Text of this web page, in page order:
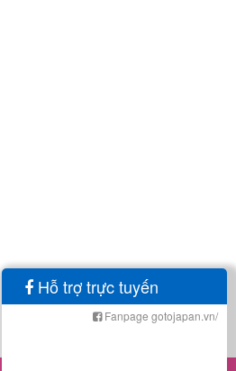
Hỗ trợ trực tuyến
Fanpage gotojapan.vn/